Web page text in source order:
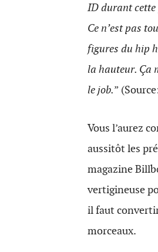
ID durant cette
Ce n’est pas
figures du hip
la hauteur. Ça
le job.”
Vous l’aurez
aussitôt les
magazine
vertigineuse
il faut
morceaux.